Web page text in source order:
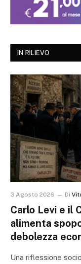
IN RILIEVO
3 Agosto 2026 Di
Carlo Levi e il
alimenta
debolezza
Una riflessione